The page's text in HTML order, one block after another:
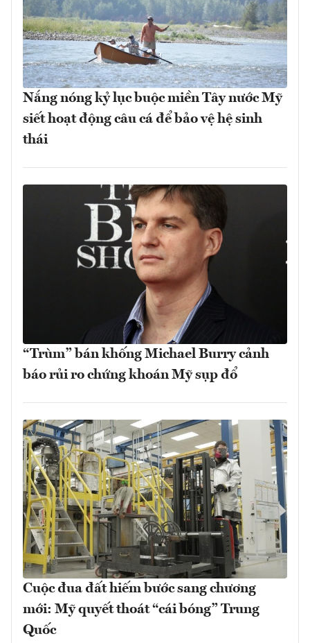
Nắng nóng kỷ lục buộc miền Tây nước Mỹ
siết hoạt động câu cá để bảo vệ hệ sinh
thái
“Trùm” bán khống Michael Burry cảnh
báo rủi ro chứng khoán Mỹ sụp đổ
Cuộc đua đất hiếm bước sang chương
mới: Mỹ quyết thoát “cái bóng” Trung
Quốc